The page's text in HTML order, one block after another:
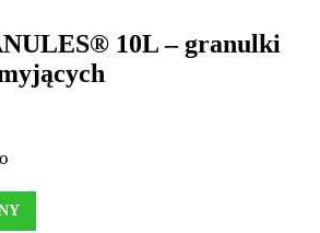
10L – granulki